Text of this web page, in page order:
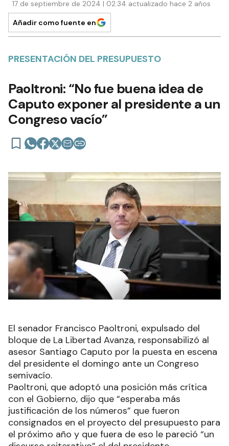
17 de septiembre de 2024 | 02:34 actualizado hace 2 años
Añadir como fuente en
PRESENTACIÓN DEL PRESUPUESTO
Paoltroni: “No fue buena idea de
Caputo exponer al presidente a un
Congreso vacío”
El senador Francisco Paoltroni, expulsado del
bloque de La Libertad Avanza, responsabilizó al
asesor Santiago Caputo por la puesta en escena
del presidente el domingo ante un Congreso
semivacío.
Paoltroni, que adoptó una posición más crítica
con el Gobierno, dijo que “esperaba más
justificación de los números” que fueron
consignados en el proyecto del presupuesto para
el próximo año y que fuera de eso le pareció “un